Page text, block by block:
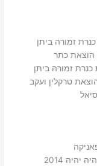
זמורה ביתן
הוצאת כתר
זמורה ביתן
טרקלין ועקב
2014